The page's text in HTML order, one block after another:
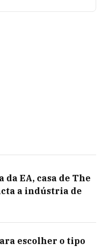
EA, casa de The
a indústria de
escolher o tipo